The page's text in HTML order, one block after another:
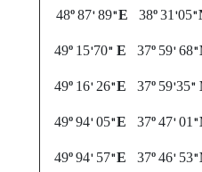
48º87'89"E 38º31'05
49º15'70" E 37º59'68
49º16'26"E 37º59'35"
49º94'05"E 37º47'01
49º94'57"E 37º46'53